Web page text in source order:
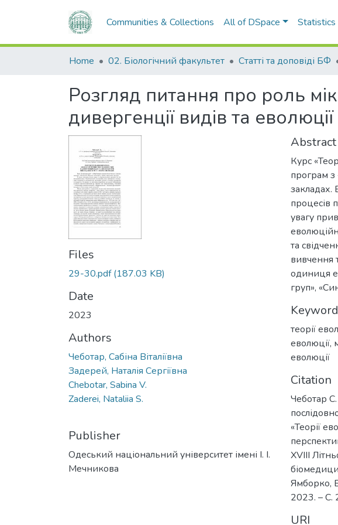
Communities & Collections All of DSpace Statistics
Home 02. Біологічний факультет Статті та доповіді БФ
Розгляд питання про роль
дивергенції видів та
Files
29-30.pdf(187.03 KB)
Date
2023
Authors
Чеботар, Сабіна Віталіївна
Задерей, Наталія Сергіївна
Chebotar, Sabina V.
Zaderei, Nataliia S.
Publisher
Одеський національний університет імені І. І.
Мечникова
Abstract
Курс
програм з
процесів
увагу
та
вивчення
одиниця
груп»,
теорії
еволюції,
еволюції
Citation
Чеботар
«Теорії
XVIII
Ямборко,
2023. – С.
URI